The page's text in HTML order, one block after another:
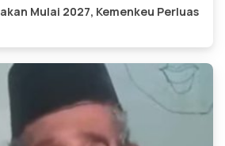
Mulai 2027, Kemenkeu Perluas